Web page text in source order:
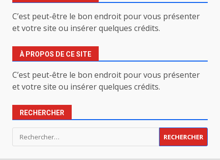
C’est peut-être le bon endroit pour vous présenter
et votre site ou insérer quelques crédits.
À PROPOS DE CE SITE
C’est peut-être le bon endroit pour vous présenter
et votre site ou insérer quelques crédits.
RECHERCHER
Rechercher :